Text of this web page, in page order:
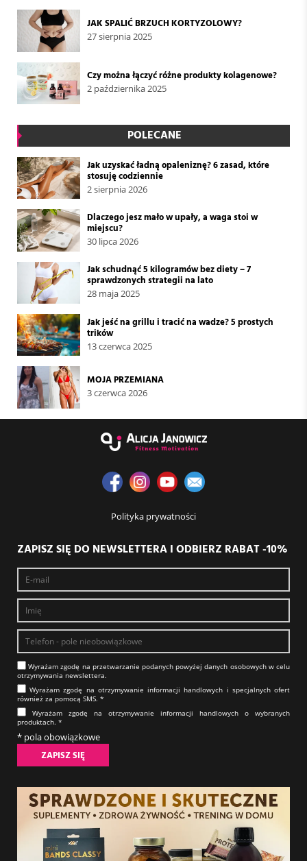
JAK SPALIĆ BRZUCH KORTYZOLOWY?
27 sierpnia 2025
Czy można łączyć różne produkty kolagenowe?
2 października 2025
POLECANE
Jak uzyskać ładną opaleniznę? 6 zasad, które
stosuję codziennie
2 sierpnia 2026
Dlaczego jesz mało w upały, a waga stoi w
miejscu?
30 lipca 2026
Jak schudnąć 5 kilogramów bez diety – 7
sprawdzonych strategii na lato
28 maja 2025
Jak jeść na grillu i tracić na wadze? 5 prostych
trików
13 czerwca 2025
MOJA PRZEMIANA
3 czerwca 2026
Polityka prywatności
ZAPISZ SIĘ DO NEWSLETTERA I ODBIERZ RABAT -10%
Wyrażam zgodę na prze­twa­rza­nie po­da­nych powyżej danych osobowych w celu
otrzy­my­wa­nia new­slet­tera.​​​​​​​
Wyrażam zgodę na otrzy­my­wa­nie in­for­ma­cji han­dlo­wych i specjalnych ofert
również za pomocą SMS.​​​​​​​ *
Wyrażam zgodę na otrzy­my­wa­nie in­for­ma­cji han­dlo­wych o wybranych
produktach.​​​​​​​ *
* pola obowiązkowe